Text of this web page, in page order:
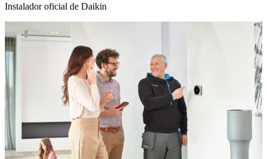
Instalador oficial de Daikin